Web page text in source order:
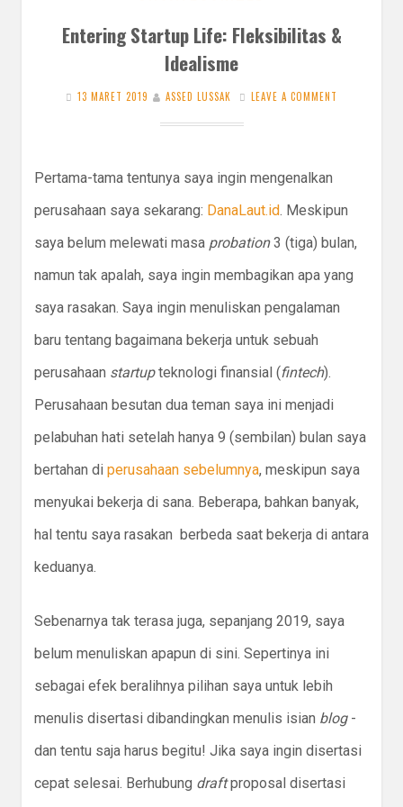
Entering Startup Life: Fleksibilitas &
Idealisme
13 MARET 2019 ASSED LUSSAK LEAVE A COMMENT
Pertama-tama tentunya saya ingin mengenalkan
perusahaan saya sekarang: DanaLaut.id. Meskipun
saya belum melewati masa probation3 (tiga) bulan,
namun tak apalah, saya ingin membagikan apa yang
saya rasakan. Saya ingin menuliskan pengalaman
baru tentang bagaimana bekerja untuk sebuah
perusahaan startupteknologi finansial (fintech).
Perusahaan besutan dua teman saya ini menjadi
pelabuhan hati setelah hanya 9 (sembilan) bulan saya
bertahan di perusahaan sebelumnya, meskipun saya
menyukai bekerja di sana. Beberapa, bahkan banyak,
hal tentu saya rasakan berbeda saat bekerja di antara
keduanya.
Sebenarnya tak terasa juga, sepanjang 2019, saya
belum menuliskan apapun di sini. Sepertinya ini
sebagai efek beralihnya pilihan saya untuk lebih
menulis disertasi dibandingkan menulis isian blog-
dan tentu saja harus begitu! Jika saya ingin disertasi
cepat selesai. Berhubung draftproposal disertasi